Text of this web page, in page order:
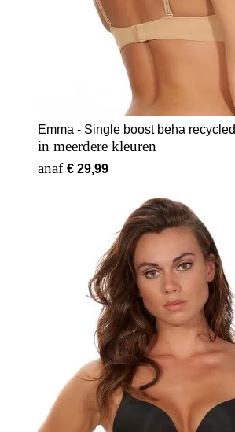
Emma - Single boost beha recycled
in meerdere kleuren
Vanaf € 29,99